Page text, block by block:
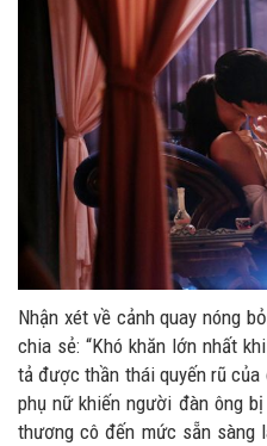
Nhận xét về cảnh quay nóng
chia sẻ: “Khó khăn lớn nhất
tả được thần thái quyến rũ
phụ nữ khiến người đàn ông
thương cô đến mức sẵn sàng